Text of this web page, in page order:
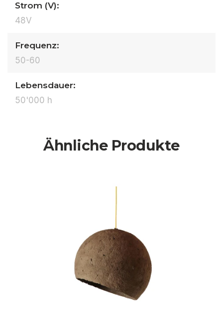
Strom (V):
48V
Frequenz:
50-60
Lebensdauer:
50'000 h
Ähnliche Produkte